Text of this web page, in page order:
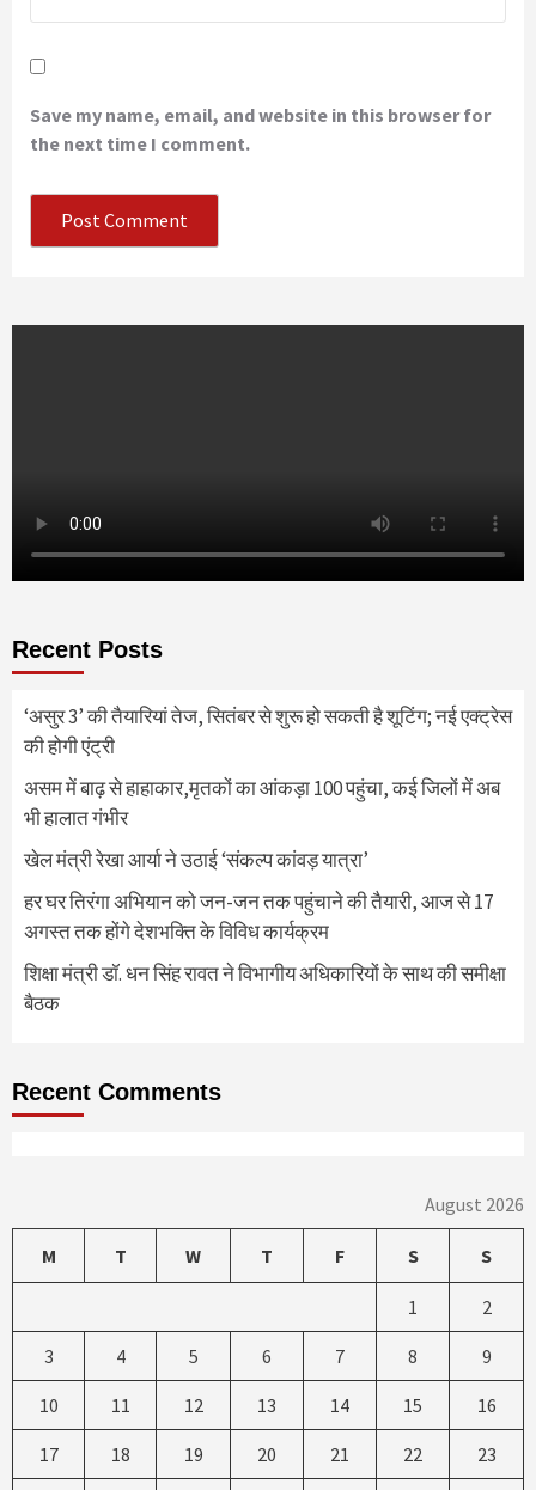
Save my name, email, and website in this browser for
the next time I comment.
Recent Posts
‘असुर 3’ की तैयारियां तेज, सितंबर से शुरू हो सकती है शूटिंग; नई एक्ट्रेस
की होगी एंट्री
असम में बाढ़ से हाहाकार,मृतकों का आंकड़ा 100 पहुंचा, कई जिलों में अब
भी हालात गंभीर
खेल मंत्री रेखा आर्या ने उठाई ‘संकल्प कांवड़ यात्रा’
हर घर तिरंगा अभियान को जन-जन तक पहुंचाने की तैयारी, आज से 17
अगस्त तक होंगे देशभक्ति के विविध कार्यक्रम
शिक्षा मंत्री डॉ. धन सिंह रावत ने विभागीय अधिकारियों के साथ की समीक्षा
बैठक
Recent Comments
August 2026
M T W T F S S
1 2
3 4 5 6 7 8 9
10 11 12 13 14 15 16
17 18 19 20 21 22 23